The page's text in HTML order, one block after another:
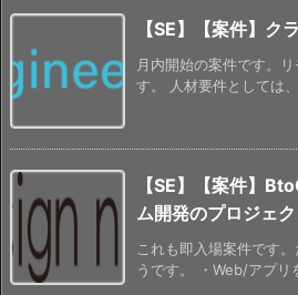
【SE】【案件】ク
月内開始の案件です。
す。 人材要件としては
【SE】【案件】
ム開発のプロジェ
これも即入場案件です
うです。 ・Web/アプリ